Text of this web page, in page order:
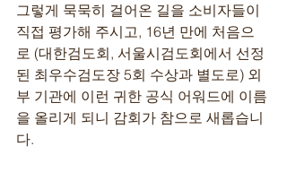
그렇게 묵묵히 걸어온 길을 소비자들이
직접 평가해 주시고, 16년 만에 처음으
로 (대한검도회, 서울시검도회에서 선정
된 최우수검도장 5회 수상과 별도로) 외
부 기관에 이런 귀한 공식 어워드에 이름
을 올리게 되니 감회가 참으로 새롭습니
다.